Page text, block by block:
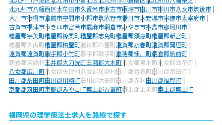
北九州市八幡西区大牟田市久留米市直方市飯塚市田川市柳川市八女市筑後市
大川市行橋市豊前市中間市小郡市筑紫野市春日市大野城市宗像市太宰府市
古賀市福津市うきは市宮若市嘉麻市朝倉市みやま市糸島市那珂川市
糟屋郡宇美町糟屋郡篠栗町糟屋郡志免町糟屋郡須惠町糟屋郡新宮町
糟屋郡久山町糟屋郡粕屋町遠賀郡芦屋町遠賀郡水巻町遠賀郡岡垣町
遠賀郡遠賀町鞍手郡小竹町鞍手郡鞍手町嘉穂郡桂川町朝倉郡筑前町
朝倉郡東峰村三井郡大刀洗町三潴郡大木町八女郡黒木町八女郡立花町
八女郡広川町八女郡矢部村八女郡星野村田川郡香春町田川郡添田町
田川郡糸田町田川郡川崎町田川郡大任町田川郡赤村田川郡福智町
京都郡苅田町京都郡みやこ町築上郡吉富町築上郡上毛町築上郡築上町
福岡県の理学療法士求人を路線で探す